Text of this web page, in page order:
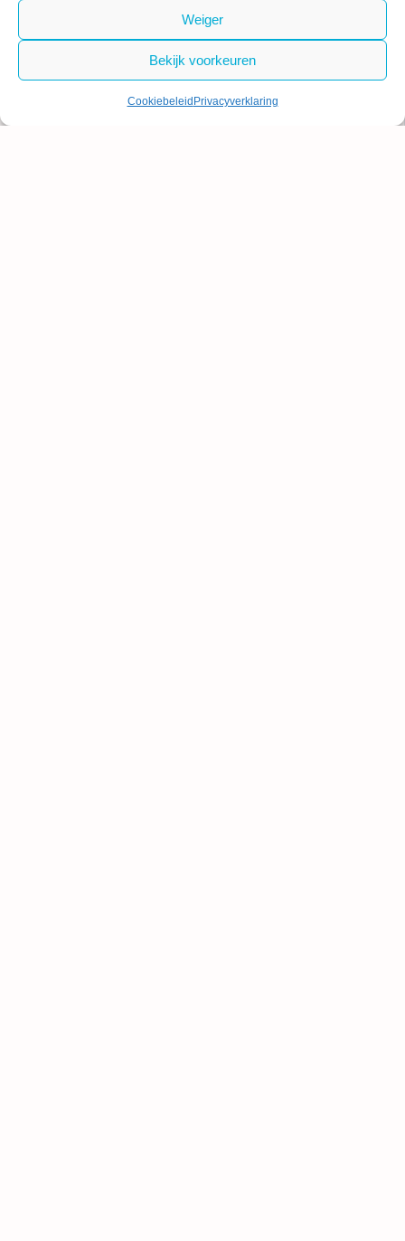
Weiger
Bekijk voorkeuren
Cookiebeleid Privacyverklaring